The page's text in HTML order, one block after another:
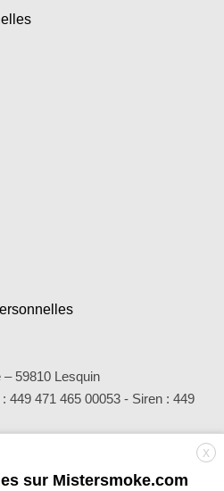
59810 Lesquin
449 471 465 00053 - Siren : 449
téléphone au 03 20 90 56 55 du
X
sur Mistersmoke.com